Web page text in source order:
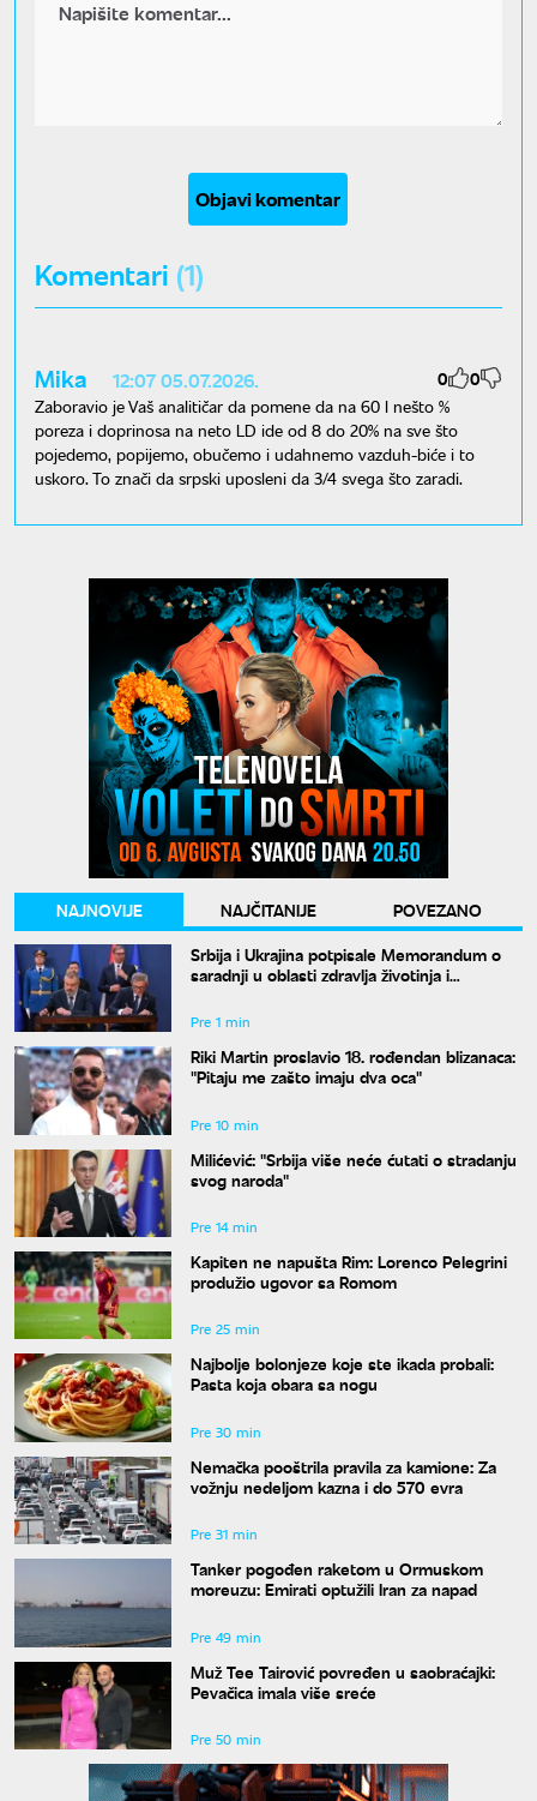
Objavi komentar
Komentari (1)
Mika 12:07 05.07.2026. 0 0
Zaboravio je Vaš analitičar da pomene da na 60 l nešto %
poreza i doprinosa na neto LD ide od 8 do 20% na sve što
pojedemo, popijemo, obučemo i udahnemo vazduh-biće i to
uskoro. To znači da srpski uposleni da 3/4 svega što zaradi.
NAJNOVIJE NAJČITANIJE
POVEZANO
Srbija i Ukrajina potpisale Memorandum o
saradnji u oblasti zdravlja životinja i
Pre 1 min
Riki Martin proslavio 18. rođendan blizanaca:
"Pitaju me zašto imaju dva oca"
Pre 10 min
Milićević: "Srbija više neće ćutati o stradanju
svog naroda"
Pre 14 min
Kapiten ne napušta Rim: Lorenco Pelegrini
produžio ugovor sa Romom
Pre 25 min
Najbolje bolonjeze koje ste ikada probali:
Pasta koja obara sa nogu
Pre 30 min
Nemačka pooštrila pravila za kamione: Za
vožnju nedeljom kazna i do 570 evra
Pre 31 min
Tanker pogođen raketom u Ormuskom
moreuzu: Emirati optužili Iran za napad
Pre 49 min
Muž Tee Tairović povređen u saobraćajki:
Pevačica imala više sreće
Pre 50 min